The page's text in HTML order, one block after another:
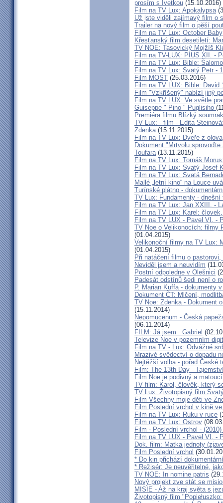
prosím s Ivetkou (15.10.2016)
Film na TV Lux: Apokalypsa
Už jste viděli zajímavý film o
Trailer na nový film o pěší
Film na TV Lux: October Baby
Křesťanský film desetiletí:
TV NOE: Tasovický Mojžíš
Film na TV-LUX: PIUS XII. -
Film na TV Lux: Bible:
Film na TV Lux: Svatý Petr -
Film MOST (25.03.2016)
Film na TV LUX: Bible: David
Film "Vzkříšený" nabízí jiný
Film na TV LUX: Ve světle
Guiseppe " Pino " Puglisiho
Premiéra filmu Blízký soumrak
TV Lux: - film - Edita
Zdenka(15.11.2015)
Film na TV Lux: Dveře z olova
Dokument "Mrtvolu
Toufara(13.11.2015)
Film na TV Lux: Tomáš
Film na TV Lux: Svatý Josef
Film na TV Lux: Svatá
Mallé „letní kino“ na Louce
Turínské plátno -
TV Lux: Fundamenty - dnešní
Film na TV Lux: Jan XXIII. -
Film na TV Lux: Karel:
Film na TV LUX - Pavel VI. -
TV Noe o Velikonocích: filmy
(01.04.2015)
Velikonoční filmy na TV Lux:
(01.04.2015)
Při natáčení filmu o
Neviděl jsem a neuvidím
Postní odpoledne v Olešnici
Padesát odstínů šedi není o
P. Marian Kuffa - dokumenty
Dokument ČT: Mlčení,
TV Noe: Zdenka - Dokument
(15.11.2014)
Nepomucenum - Česká
(06.11.2014)
FILM: Já jsem...Gabriel
Televize Noe v pozemním
Film na TV - Lux: Odvážné
Mrazivé svědectví o dopadu
Nejtěžší volba - pořad České
Film: The 13th Day -
Film Noe je podivný a
TV film: Karol, člověk, který
TV Lux: Životopisný film
Film Všechny moje děti ve
Film Poslední vrchol v kině
Film na TV Lux: Ruku v ruce
Film na TV Lux: Ostrov
Film - Poslední vrchol -
Film na TV LUX - Pavel VI. -
Dok. film: Matka jednoty
Film Poslední vrchol
* Do kin přichází
* Režisér: Je neuvěřitelné,
TV NOE: In nomine patris
Nový projekt zve stát se
MISIE - Až na kraj světa s
Životopisný film